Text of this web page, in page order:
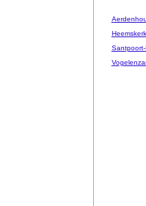
Heemskerk